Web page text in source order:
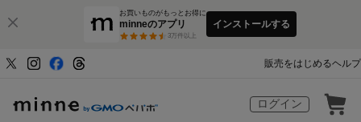
お買いものがもっとお得に
minneのアプリ
3万件以上
インストールする
販売をはじめるヘルプ
ログイン